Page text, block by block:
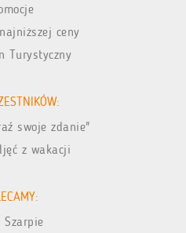
ceny
Turystyczny
swoje zdanie"
z wakacji
Szarpie